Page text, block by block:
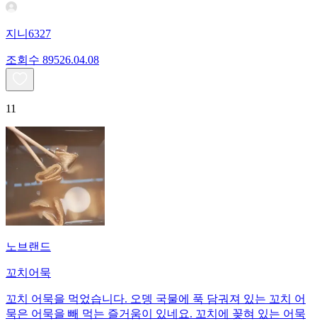
지니6327
조회수 89526.04.08
11
노브랜드
꼬치어묵
꼬치 어묵을 먹었습니다. 오뎅 국물에 푹 담궈져 있는 꼬치 어
묵은 어묵을 빼 먹는 즐거움이 있네요. 꼬치에 꽂혀 있는 어묵